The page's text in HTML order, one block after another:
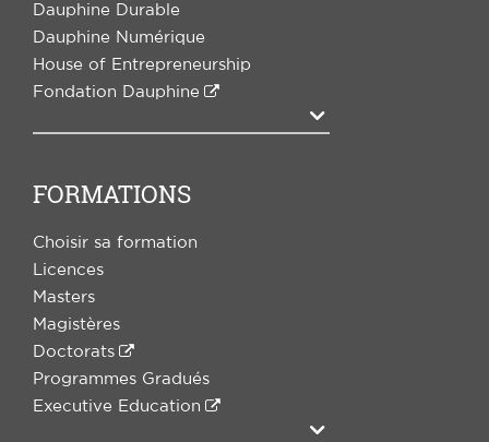
Dauphine Durable
Dauphine Numérique
House of Entrepreneurship
Fondation Dauphine
Agrandir
FORMATIONS
Choisir sa formation
Licences
Masters
Magistères
Doctorats
Programmes Gradués
Executive Education
Agrandir